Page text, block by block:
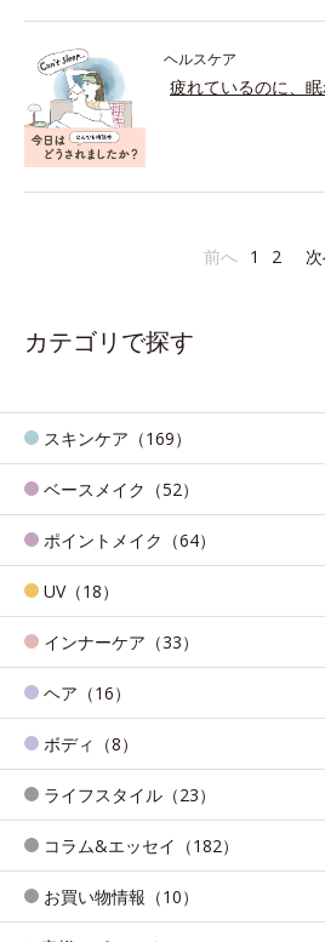
ヘルスケア
疲れているのに、
前へ 1 2
カテゴリで探す
スキンケア（169）
ベースメイク（52）
ポイントメイク（64）
UV（18）
インナーケア（33）
ヘア（16）
ボディ（8）
ライフスタイル（23）
コラム&エッセイ（182）
お買い物情報（10）